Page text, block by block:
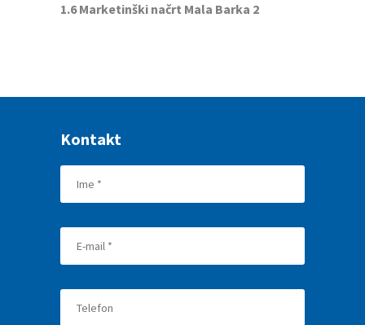
1.6 Marketinški načrt Mala Barka 2
Kontakt